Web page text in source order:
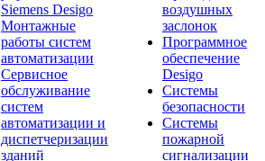
Siemens Desigo
Монтажные
работы систем
автоматизации
Сервисное
обслуживание
систем
автоматизации и
диспетчеризации
зданий
воздушных
заслонок
Программное
обеспечение
Desigo
Системы
безопасности
Системы
пожарной
сигнализации